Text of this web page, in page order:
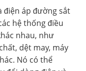
điện áp đường sắt
hệ thống điều
nhau, như
dệt may, máy
Nó có thể